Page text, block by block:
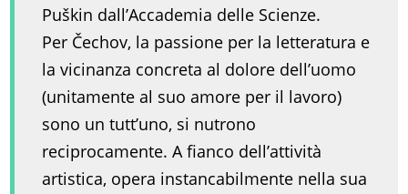
Puškin dall’Accademia delle Scienze.
Per Čechov, la passione per la letteratura e
la vicinanza concreta al dolore dell’uomo
(unitamente al suo amore per il lavoro)
sono un tutt’uno, si nutrono
reciprocamente. A fianco dell’attività
artistica, opera instancabilmente nella sua